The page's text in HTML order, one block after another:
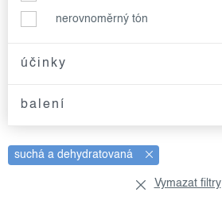
nerovnoměrný tón
účinky
balení
suchá a dehydratovaná
Vymazat filtry